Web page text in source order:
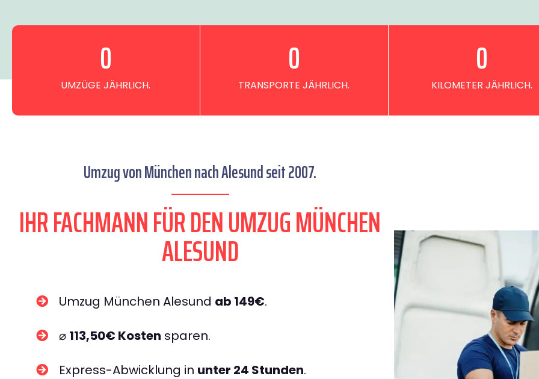
UMZÜGE JÄHRLICH.
0
TRANSPORTE JÄHRLICH.
0
KILOMETER JÄHRLICH.
0
Umzug von München nach Alesund seit 2007.
IHR FACHMANN FÜR DEN UMZUG MÜNCHEN
ALESUND
Umzug München Alesund ab 149€.
⌀ 113,50€ Kosten sparen.
Express-Abwicklung in unter 24 Stunden.